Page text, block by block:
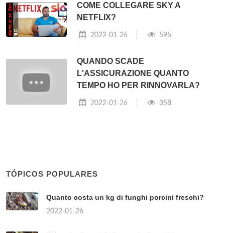
COME COLLEGARE SKY A
NETFLIX?
2022-01-26 595
QUANDO SCADE
L'ASSICURAZIONE QUANTO
TEMPO HO PER RINNOVARLA?
2022-01-26 358
TÓPICOS POPULARES
Quanto costa un kg di funghi porcini freschi?
2022-01-26